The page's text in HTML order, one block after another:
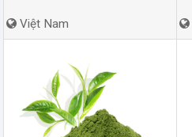
Việt Nam